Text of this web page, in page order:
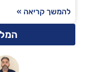
להמשך קריאה »